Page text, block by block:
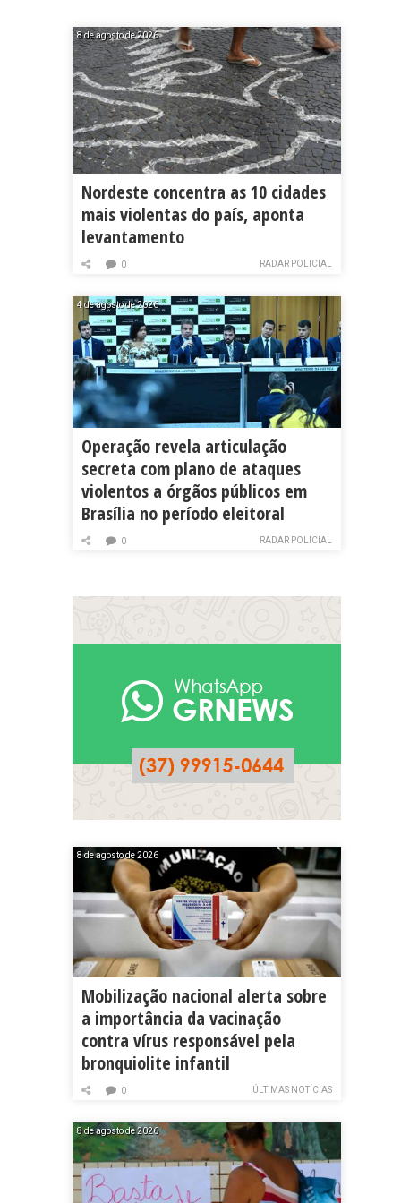
8 de agosto de 2026
Nordeste concentra as 10 cidades
mais violentas do país, aponta
levantamento
RADAR POLICIAL
0
4 de agosto de 2026
Operação revela articulação
secreta com plano de ataques
violentos a órgãos públicos em
Brasília no período eleitoral
RADAR POLICIAL
0
8 de agosto de 2026
Mobilização nacional alerta sobre
a importância da vacinação
contra vírus responsável pela
bronquiolite infantil
ÚLTIMAS NOTÍCIAS
0
8 de agosto de 2026